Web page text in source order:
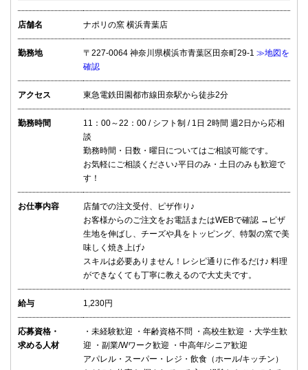
店舗名 ナポリの窯 横浜青葉店
勤務地 〒227-0064 神奈川県横浜市青葉区田奈町29-1 ≫地図を
確認
アクセス 東急電鉄田園都市線田奈駅から徒歩2分
勤務時間
11：00～22：00 / シフト制 / 1日 2時間 週2日から応相
談
勤務時間・日数・曜日についてはご相談可能です。
お気軽にご相談ください♪平日のみ・土日のみも歓迎で
す！
お仕事内容
店舗での注文受付、ピザ作り♪
お客様からのご注文をお電話またはWEBで確認 →ピザ
生地を伸ばし、チーズや具をトッピング、特製の窯で美
味しく焼き上げ♪
スキルは必要ありません！レシピ通りに作るだけ♪ 料理
ができなくても丁寧に教えるので大丈夫です。
給与 1,230円
応募資格・
求める人材
・未経験歓迎 ・年齢資格不問 ・高校生歓迎 ・大学生歓
迎 ・副業/Wワーク歓迎 ・中高年/シニア歓迎
アパレル・スーパー・レジ・飲食（ホール/キッチン）